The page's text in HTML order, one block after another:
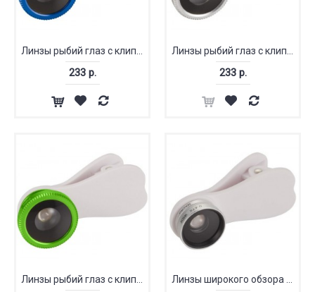
Линзы рыбий глаз с клипом
233 р.
Линзы рыбий глаз с клипом
233 р.
Линзы рыбий глаз с клипом Линзы широкого обзора и макрообъектив